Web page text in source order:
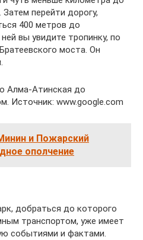
перейти дорогу,
400 метров до
вы увидите тропинку, по
моста. Он
Алма-Атинская до
Источник: www.google.com
и Пожарский
ополчение
добраться до которого
транспортом, уже имеет
событиями и фактами.